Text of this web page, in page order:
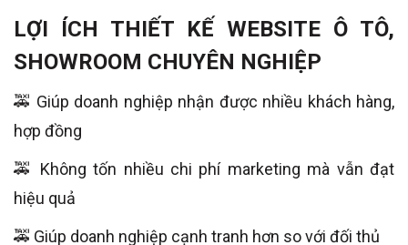
LỢI ÍCH THIẾT KẾ WEBSITE Ô TÔ,
SHOWROOM CHUYÊN NGHIỆP
🚕 Giúp doanh nghiệp nhận được nhiều khách hàng,
hợp đồng
🚕 Không tốn nhiều chi phí marketing mà vẫn đạt
hiệu quả
🚕 Giúp doanh nghiệp cạnh tranh hơn so với đối thủ